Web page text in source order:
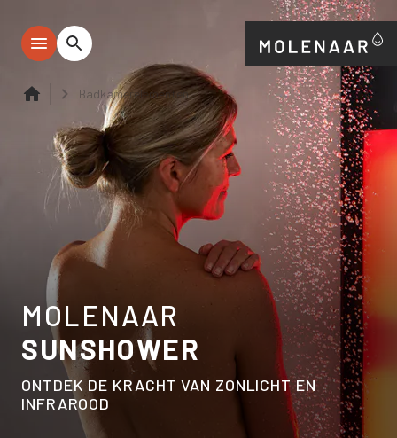
Badkamerelementen
MOLENAAR
SUNSHOWER
ONTDEK DE KRACHT VAN ZONLICHT EN
INFRAROOD